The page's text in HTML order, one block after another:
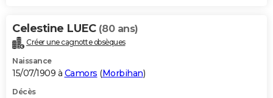
Celestine LUEC (80 ans)
Créer une cagnotte obsèques
Naissance
15/07/1909 à Camors (Morbihan)
Décès